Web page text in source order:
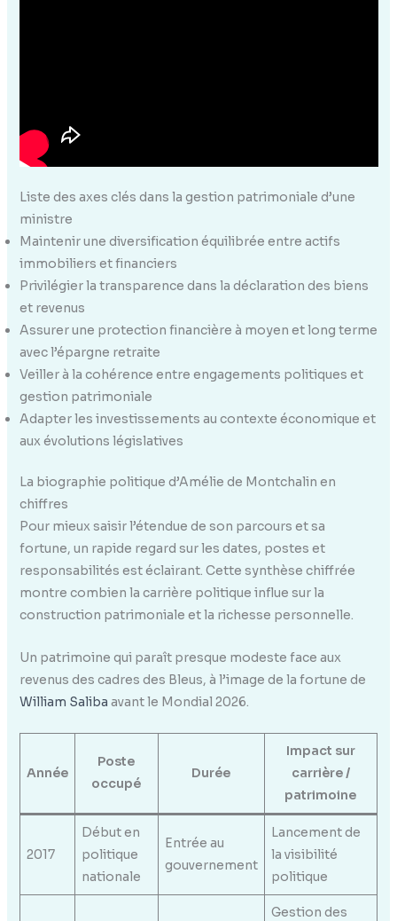
Liste des axes clés dans la gestion patrimoniale d’une
ministre
Maintenir une diversification équilibrée entre actifs
immobiliers et financiers
Privilégier la transparence dans la déclaration des biens
et revenus
Assurer une protection financière à moyen et long terme
avec l’épargne retraite
Veiller à la cohérence entre engagements politiques et
gestion patrimoniale
Adapter les investissements au contexte économique et
aux évolutions législatives
La biographie politique d’Amélie de Montchalin en
chiffres
Pour mieux saisir l’étendue de son parcours et sa
fortune, un rapide regard sur les dates, postes et
responsabilités est éclairant. Cette synthèse chiffrée
montre combien la carrière politique influe sur la
construction patrimoniale et la richesse personnelle.
Un patrimoine qui paraît presque modeste face aux
revenus des cadres des Bleus, à l’image de la fortune de
William Saliba avant le Mondial 2026.
Année
Poste
occupé
Durée
Impact sur
carrière /
patrimoine
2017
Début en
politique
nationale
Entrée au
gouvernement
Lancement de
la visibilité
politique
Gestion des